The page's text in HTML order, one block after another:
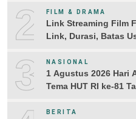
2 FILM & DRAMA
Link Streaming Film
Link, Durasi, Batas
3 NASIONAL
1 Agustus 2026 Hari
Tema HUT RI ke-81
BERITA